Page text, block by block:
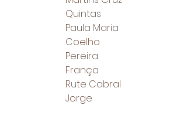
Quintas
Paula Maria
Coelho
Pereira
França
Rute Cabral
Jorge